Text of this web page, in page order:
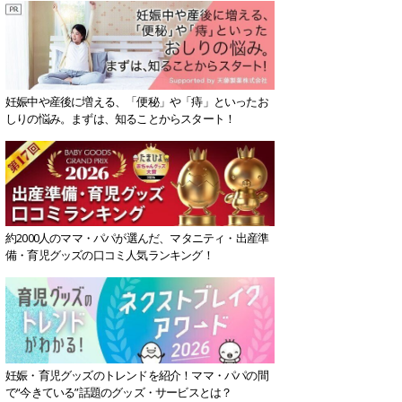
妊娠中や産後に増える、「便秘」や「痔」といったお
しりの悩み。まずは、知ることからスタート！
約2000人のママ・パパが選んだ、マタニティ・出産準
備・育児グッズの口コミ人気ランキング！
妊娠・育児グッズのトレンドを紹介！ママ・パパの間
で“今きている”話題のグッズ・サービスとは？